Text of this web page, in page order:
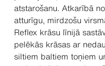
atstarošanu. Atkarībā
atturīgu, mirdzošu
Reflex krāsu līnijā
pelēkās krāsas ar
siltiem baltiem toņiem